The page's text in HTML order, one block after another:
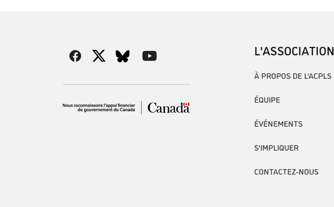
L'ASSOCIATION
À PROPOS DE L’ACPLS
ÉQUIPE
ÉVÉNEMENTS
S’IMPLIQUER
CONTACTEZ-NOUS